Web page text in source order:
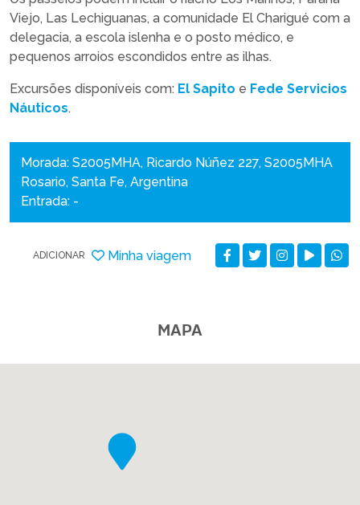
Viejo, Las Lechiguanas, a comunidade El Charigué com a
delegacia, a escola islenha e o posto médico, e
pequenos arroios escondidos entre as ilhas.
Excursões disponíveis com: El Sapito e Fede Servicios
Náuticos.
Morada: S2005MHA, Ricardo Núñez 227, S2005MHA
Rosario, Santa Fe, Argentina
Entrada: -
ADICIONAR Minha viagem
MAPA